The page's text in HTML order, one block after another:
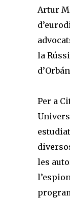
Artur
la
Per a
les